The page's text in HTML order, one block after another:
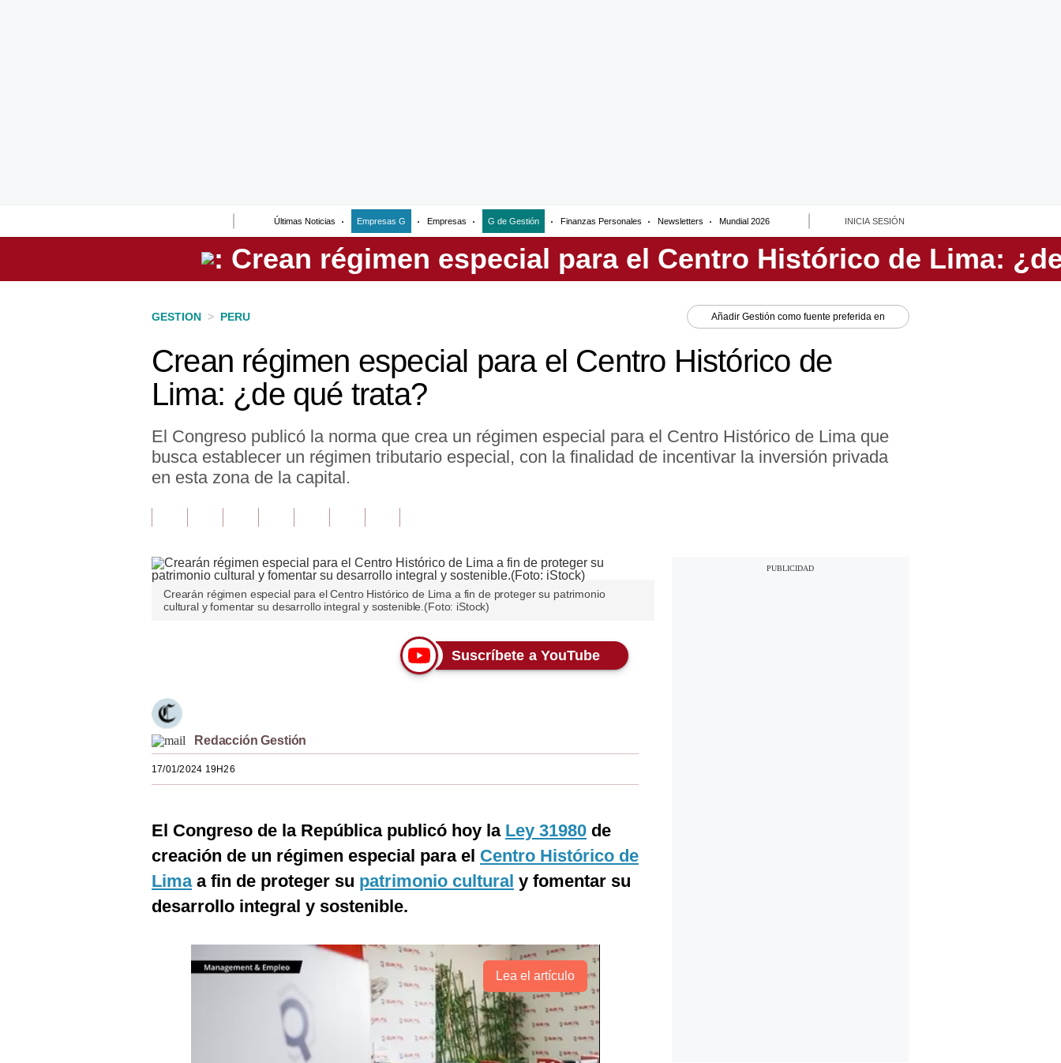
Últimas Noticias Empresas G Empresas G de Gestión Finanzas Personales Newsletters Mundial 2026 INICIA SESIÓN
Perú
GESTION > PERU Añadir Gestión como fuente preferida en
Crean régimen especial para el Centro Histórico de
Lima: ¿de qué trata?
El Congreso publicó la norma que crea un régimen especial para el Centro Histórico de Lima que
busca establecer un régimen tributario especial, con la finalidad de incentivar la inversión privada
en esta zona de la capital.
Crearán régimen especial para el Centro Histórico de Lima a fin de proteger su patrimonio
cultural y fomentar su desarrollo integral y sostenible.(Foto: iStock)
Suscríbete a YouTube
Redacción Gestión
17/01/2024 19H26
El Congreso de la República publicó hoy la Ley 31980 de
creación de un régimen especial para el Centro Histórico de
Limaa fin de proteger su patrimonio cultural y fomentar su
desarrollo integral y sostenible.
Lea el artículo